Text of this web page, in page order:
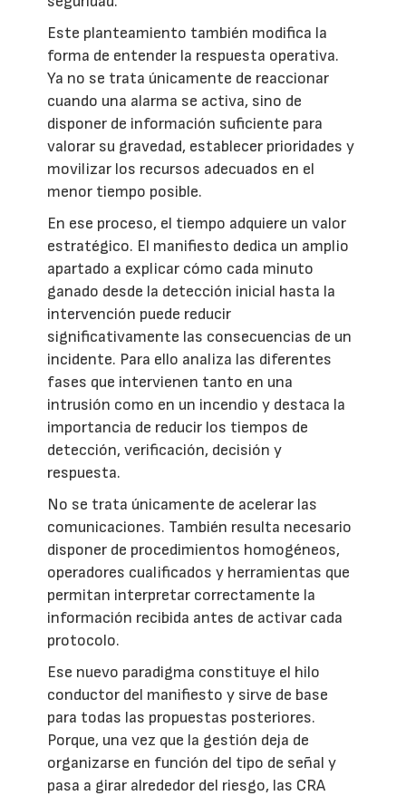
Este planteamiento también modifica la
forma de entender la respuesta operativa.
Ya no se trata únicamente de reaccionar
cuando una alarma se activa, sino de
disponer de información suficiente para
valorar su gravedad, establecer prioridades y
movilizar los recursos adecuados en el
menor tiempo posible.
En ese proceso, el tiempo adquiere un valor
estratégico. El manifiesto dedica un amplio
apartado a explicar cómo cada minuto
ganado desde la detección inicial hasta la
intervención puede reducir
significativamente las consecuencias de un
incidente. Para ello analiza las diferentes
fases que intervienen tanto en una
intrusión como en un incendio y destaca la
importancia de reducir los tiempos de
detección, verificación, decisión y
respuesta.
No se trata únicamente de acelerar las
comunicaciones. También resulta necesario
disponer de procedimientos homogéneos,
operadores cualificados y herramientas que
permitan interpretar correctamente la
información recibida antes de activar cada
protocolo.
Ese nuevo paradigma constituye el hilo
conductor del manifiesto y sirve de base
para todas las propuestas posteriores.
Porque, una vez que la gestión deja de
organizarse en función del tipo de señal y
pasa a girar alrededor del riesgo, las CRA